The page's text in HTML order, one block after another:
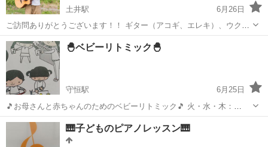
土井駅
6月26日
ご訪問ありがとうございます！！ ギター（アコギ、エレキ）、ウクレ
レのグループレッスンを週に1度、レスポアール久山で開催しておりま
す。弾きたい曲を練習できます。 無料見学、体験受付中です。 お気軽
にお問合せくださ...
福岡 糟屋郡 土井駅 ギター 久山町
🐣ベビーリトミック🐣
守恒駅
6月25日
🎵お母さんと赤ちゃんのためのベビーリトミック🎵 火・水・木：
10:00〜10:30 ：11:00〜11:30 お月謝：3,660円(教材費 別
途) レッスン回数：月3〜４回程(年間40回) ※生後...
福岡 北九州市 守恒駅 リトミック ベビーリトミック
🎹子どものピアノレッスン🎹